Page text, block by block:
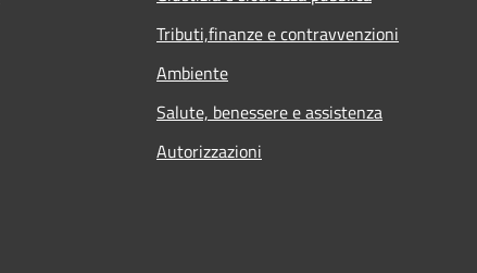
Tributi,finanze e contravvenzioni
Ambiente
Salute, benessere e assistenza
Autorizzazioni